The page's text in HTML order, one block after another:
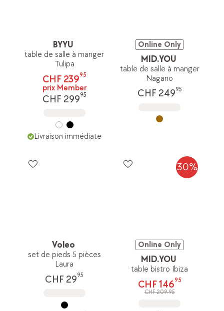
BYYU
table de salle à manger
Tulipa
CHF 23995
prix Member
CHF 29995
Livraison immédiate
Online Only
MID.YOU
table de salle à manger
Nagano
CHF 24995
Voleo
set de pieds 5 pièces
Laura
CHF 2995
30%
Online Only
MID.YOU
table bistro Ibiza
CHF 14695
CHF 209.95